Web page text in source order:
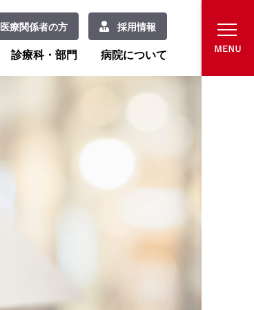
医療関係者の方 採用情報
診療科・部門 病院について